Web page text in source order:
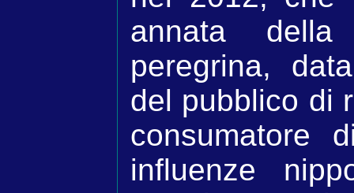
annata
peregrina,
del pubblico di
consumatore
influenze